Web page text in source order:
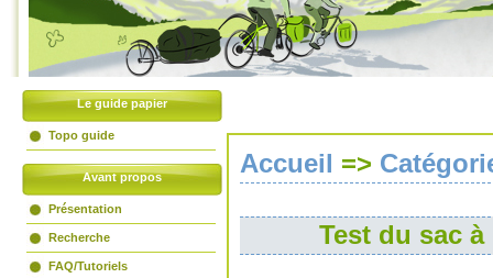
Le guide papier
Topo guide
Avant propos
Présentation
Recherche
FAQ/Tutoriels
Accueil =>
Test du sac à